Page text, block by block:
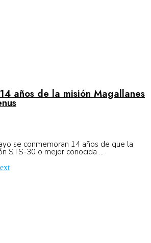
años de la misión Magallanes
se conmemoran 14 años de que la
STS-30 o mejor conocida ...